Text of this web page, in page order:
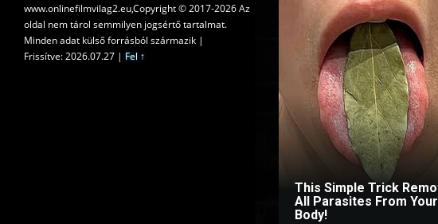
www.onlinefilmvilag2.eu,Copyright © 2017-2026 Az
oldal nem tárol semmilyen jogsértő tartalmat.
Minden adat külső forrásból származik |
Frissítve: 2026.07.27 | Fel ↑
This Simple Trick
All Parasites From Your
Body!